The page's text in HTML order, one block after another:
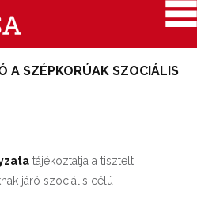
A SZÉPKORÚAK SZOCIÁLIS
tájékoztatja a tisztelt
járó szociális célú